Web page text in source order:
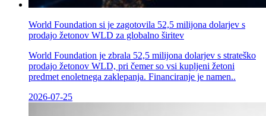
World Foundation si je zagotovila 52,5 milijona dolarjev s
prodajo žetonov WLD za globalno širitev
World Foundation je zbrala 52,5 milijona dolarjev s strateško
prodajo žetonov WLD, pri čemer so vsi kupljeni žetoni
predmet enoletnega zaklepanja. Financiranje je namen..
2026-07-25